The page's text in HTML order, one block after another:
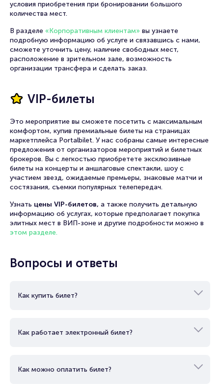
условия приобретения при бронировании большого
количества мест.
В разделе «Корпоративным клиентам» вы узнаете
подробную информацию об услуге и связавшись с нами,
сможете уточнить цену, наличие свободных мест,
расположение в зрительном зале, возможность
организации трансфера и сделать заказ.
VIP-билеты
Это мероприятие вы сможете посетить с максимальным
комфортом, купив премиальные билеты на страницах
маркетплейса Portalbilet. У нас собраны самые интересные
предложения от организаторов мероприятий и билетных
брокеров. Вы с легкостью приобретете эксклюзивные
билеты на концерты и аншлаговые спектакли, шоу с
участием звезд, ожидаемые премьеры, знаковые матчи и
состязания, съемки популярных телепередач.
Узнать цены VIP-билетов, а также получить детальную
информацию об услугах, которые предполагает покупка
элитных мест в ВИП-зоне и другие подробности можно в
этом разделе.
Вопросы и ответы
Как купить билет?
Как работает электронный билет?
Как можно оплатить билет?